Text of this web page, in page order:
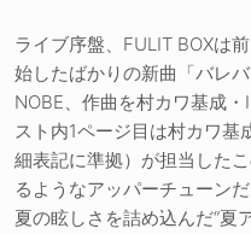
ライブ序盤、FULIT BOXは
始したばかりの新曲「バレ
NOBE、作曲を村カワ基成
スト内1ページ目は村カワ
細表記に準拠）が担当した
るようなアッパーチューン
夏の眩しさを詰め込んだ“夏